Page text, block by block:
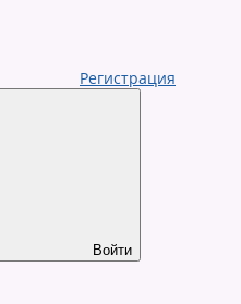
Регистрация
Войти